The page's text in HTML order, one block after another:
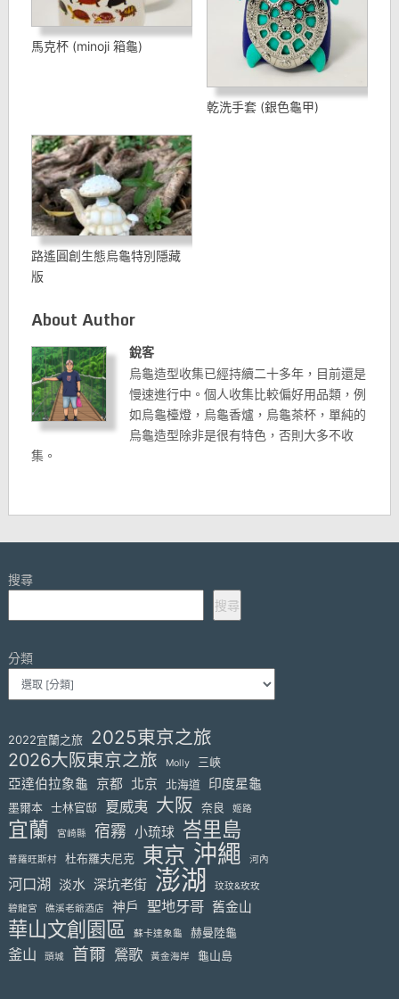
馬克杯 (minoji 箱龜)
乾洗手套 (銀色龜甲)
路遙圓創生態烏龜特別隱藏
版
About Author
銳客
烏龜造型收集已經持續二十多年，目前還是
慢速進行中。個人收集比較偏好用品類，例
如烏龜檯燈，烏龜香爐，烏龜茶杯，單純的
烏龜造型除非是很有特色，否則大多不收
集。
搜尋
搜尋
分類
2022宜蘭之旅 2025東京之旅
2026大阪東京之旅 Molly 三峽
亞達伯拉象龜 京都 北京 北海道 印度星龜
墨爾本 士林官邸 夏威夷 大阪 奈良 姬路
宜蘭 宮崎縣 宿霧 小琉球 峇里島
普羅旺斯村 杜布羅夫尼克 東京 沖繩 河內
河口湖 淡水 深坑老街 澎湖
玟玟&玫玫
碧龍宮
礁溪老爺酒店 神戶 聖地牙哥 舊金山
華山文創園區 蘇卡達象龜 赫曼陸龜
釜山 頭城 首爾 鶯歌 黃金海岸 龜山島